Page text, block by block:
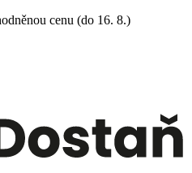
cenu (do 16. 8.)